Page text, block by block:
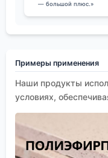
— большой плюс.»
Примеры применения
Наши продукты
условиях,